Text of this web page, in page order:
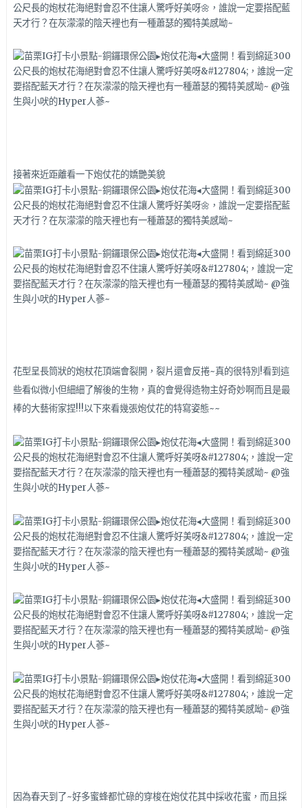
接著來近距離看一下炮仗花的嬌艷美貌
花型呈長筒狀的炮杖花頂端會裂開，裂片還會反捲~真的很特別!看到這
些看似微小但細細了解後的生物，真的會覺得造物主好奇妙啊而且是最
棒的大藝術家捏!!!以下來看幾張炮仗花的特寫姿態~~
因為春天到了~好多蜜蜂都忙碌的穿梭在炮仗花其中採收花蜜，而且採